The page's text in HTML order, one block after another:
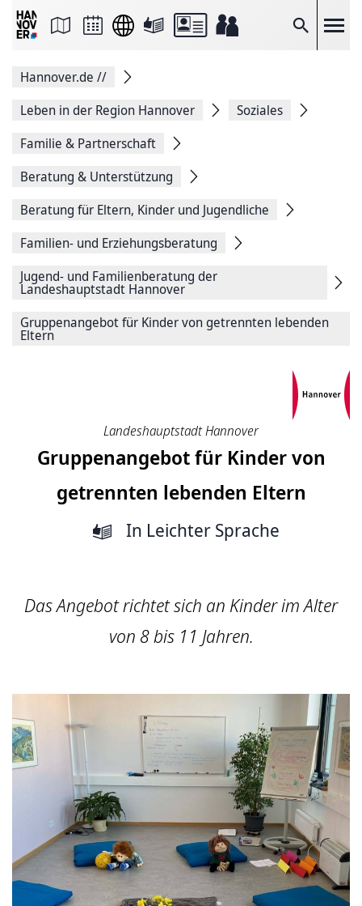
Suche
Seite
Facebook
teilen
Seitenlink
Seite
Hannover.de //
Leben in der Region Hannover
Soziales
Familie & Partnerschaft
Beratung & Unterstützung
Beratung für Eltern, Kinder und Jugendliche
Familien- und Erziehungsberatung
Jugend- und Familienberatung der
Landeshauptstadt Hannover
Gruppenangebot für Kinder von getrennten lebenden
Eltern
Landeshauptstadt Hannover
Gruppenangebot für Kinder von
getrennten lebenden Eltern
In Leichter Sprache
Das Angebot richtet sich an Kinder im Alter
von 8 bis 11 Jahren.